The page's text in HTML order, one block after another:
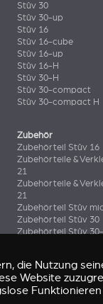
Stûv 30
Stûv 30-up
Stûv 16
Stûv 16-cube
Stûv 16-up
Stûv 16-H
Stûv 30-H
Stûv 30-compact
Stûv 30-compact H
Zubehör
Zubehörteil Stûv 16
Zubehörteile &
21
Zubehörteile &
21
Zubehörteil Stûv
Zubehörteil Stûv 30
Zubehörteil Stûv
die Nutzung
Website